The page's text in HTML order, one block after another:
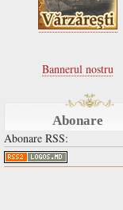
Bannerul nostru
Abonare
Abonare RSS: